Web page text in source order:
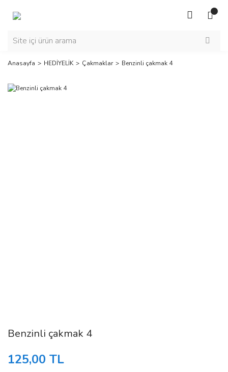
Anasayfa HEDİYELİK Çakmaklar Benzinli çakmak 4
Benzinli çakmak 4
125,00 TL